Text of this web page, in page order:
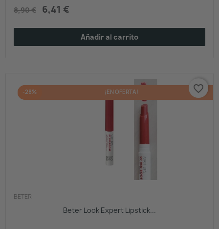
8,90 € 6,41 €
Añadir al carrito
BETER
Beter Look Expert Lipstick...
¡EN OFERTA!
-28% favorite_border